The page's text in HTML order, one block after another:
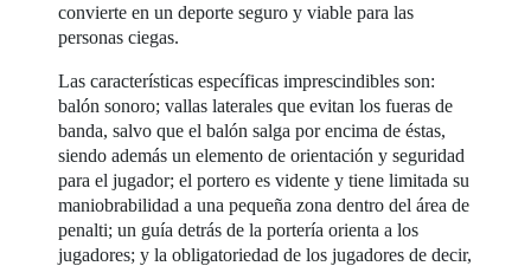
convierte en un deporte seguro y viable para las
personas ciegas.
Las características específicas imprescindibles son:
balón sonoro; vallas laterales que evitan los fueras de
banda, salvo que el balón salga por encima de éstas,
siendo además un elemento de orientación y seguridad
para el jugador; el portero es vidente y tiene limitada su
maniobrabilidad a una pequeña zona dentro del área de
penalti; un guía detrás de la portería orienta a los
jugadores; y la obligatoriedad de los jugadores de decir,